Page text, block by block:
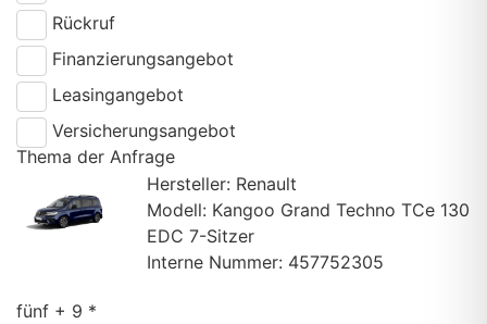
Rückruf
Finanzierungsangebot
Leasingangebot
Versicherungsangebot
Thema der Anfrage
Hersteller: Renault
Modell: Kangoo Grand Techno TCe 130
EDC 7-Sitzer
Interne Nummer: 457752305
fünf + 9 *